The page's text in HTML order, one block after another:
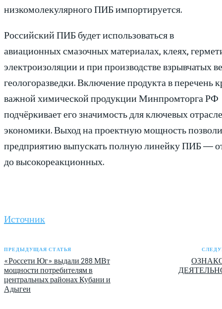
низкомолекулярного ПИБ импортируется.
Российский ПИБ будет использоваться в
авиационных смазочных материалах, клеях,
электроизоляции и при производстве взрывчатых
геологоразведки. Включение продукта в перечень
важной химической продукции Минпромторга РФ
подчёркивает его значимость для ключевых
экономики. Выход на проектную мощность
предприятию выпускать полную линейку ПИБ —
до высокореакционных.
Источник
ПРЕДЫДУЩАЯ СТАТЬЯ
«Россети Юг» выдали 288 МВт
мощности потребителям в
центральных районах Кубани и
Адыгеи